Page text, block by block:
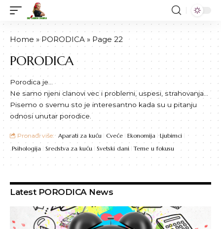
Home »PORODICA»Page 22
PORODICA
Porodica je…
Ne samo njeni clanovi vec i problemi, uspesi, strahovanja…
Pisemo o svemu sto je interesantno kada su u pitanju
odnosi unutar porodice.
Pronađi više: Aparati za kuću Cveće Ekonomija
Ljubimci
Psihologija Sredstva za kuću Svetski dani Teme u fokusu
Latest PORODICA News